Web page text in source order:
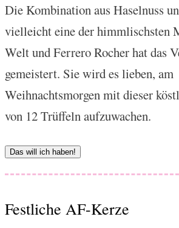
Die Kombination aus Haselnuss
vielleicht eine der himmlischsten
Welt und Ferrero Rocher hat das
gemeistert. Sie wird es lieben, am
Weihnachtsmorgen mit dieser
von 12 Trüffeln aufzuwachen.
Das will ich haben!
Festliche AF-Kerze